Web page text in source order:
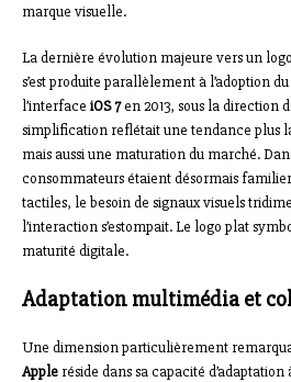
marque visuelle.
La dernière évolution majeure vers un
s’est produite parallèlement à l’adoption
l’interface iOS 7en 2013, sous la direction
simplification reflétait une tendance plus
mais aussi une maturation du marché.
consommateurs étaient désormais
tactiles, le besoin de signaux visuels
l’interaction s’estompait. Le logo plat
maturité digitale.
Adaptation multimédia et
Une dimension particulièrement
Apple réside dans sa capacité